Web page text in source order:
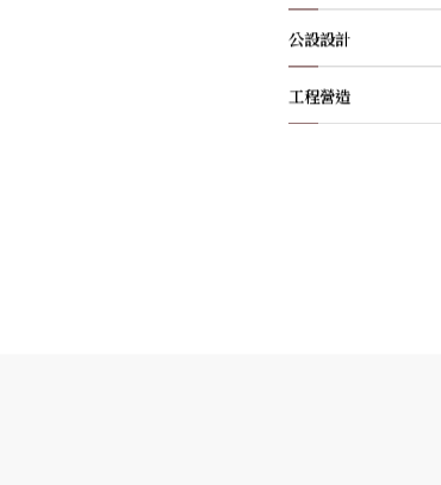
公設設計
工程營造